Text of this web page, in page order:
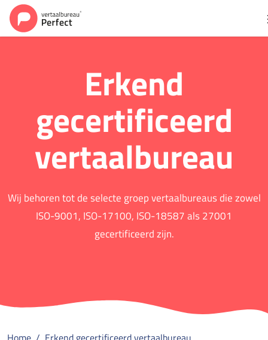
Erkend
gecertificeerd
vertaalbureau
Wij behoren tot de selecte groep vertaalbureaus die zowel
ISO-9001, ISO-17100, ISO-18587 als 27001
gecertificeerd zijn.